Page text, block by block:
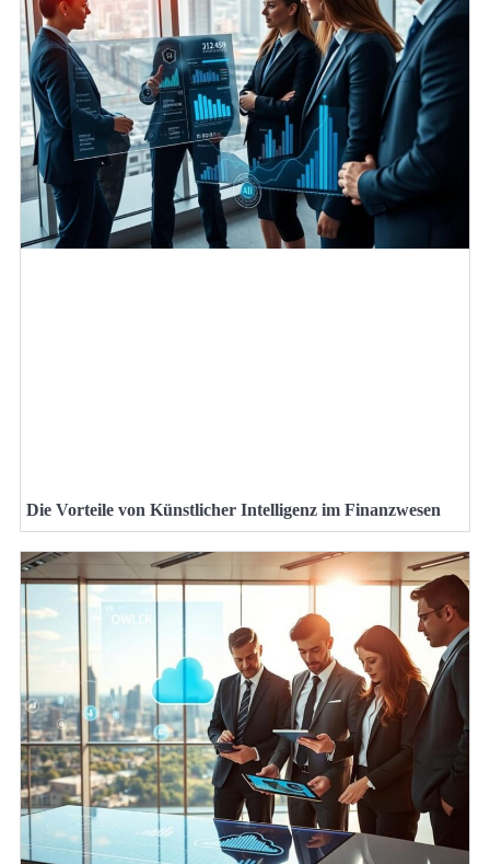
Die Vorteile von Künstlicher Intelligenz im Finanzwesen